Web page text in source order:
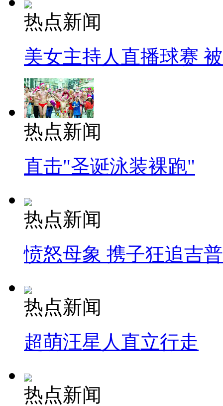
热点新闻
美女主持人直播球赛
热点新闻
直击"圣诞泳装裸跑"
热点新闻
愤怒母象 携子狂追吉
热点新闻
超萌汪星人直立行走
热点新闻